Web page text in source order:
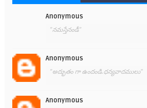
Anonymous
"నమస్తేనండీ"
Anonymous
"అద్భుతం గా ఉందండి.ధన్యవాదములు"
Anonymous